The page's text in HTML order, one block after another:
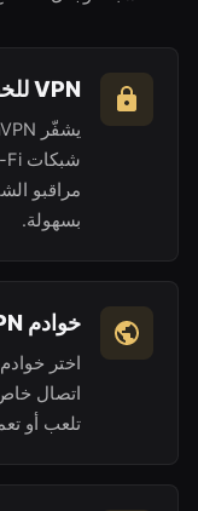
VPN للخصوصية في التصفح اليومي
مراقبو
بسهولة.
خوادم VPN عالمية
اتصال
تلعب أو